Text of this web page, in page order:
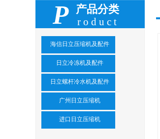
P 产品分类
roduct
海信日立压缩机及配件
日立冷冻机及配件
日立螺杆冷水机及配件
广州日立压缩机
进口日立压缩机